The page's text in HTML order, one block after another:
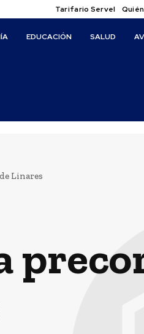
Tarifario Servel
EDUCACIÓN SALUD
Linares